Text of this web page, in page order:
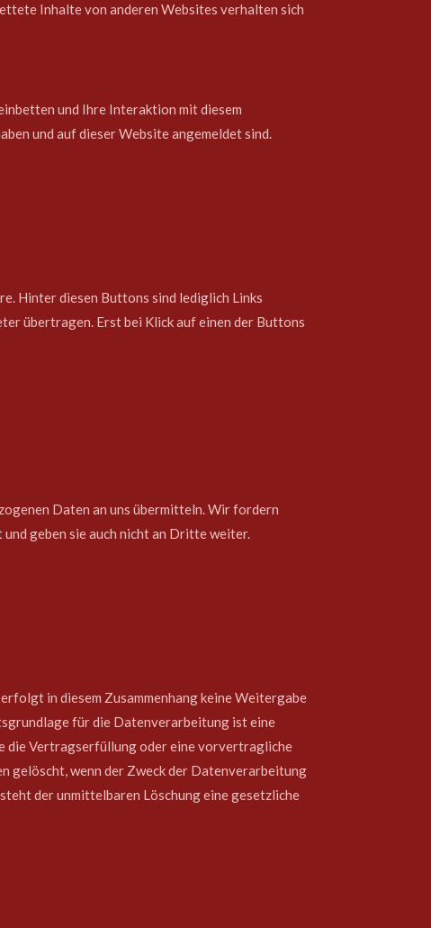
Inhalte von anderen Websites verhalten sich
und Ihre Interaktion mit diesem
und auf dieser Website angemeldet sind.
Hinter diesen Buttons sind lediglich Links
übertragen. Erst bei Klick auf einen der Buttons
Daten an uns übermitteln. Wir fordern
geben sie auch nicht an Dritte weiter.
in diesem Zusammenhang keine Weitergabe
für die Datenverarbeitung ist eine
die Vertragserfüllung oder eine vorvertragliche
gelöscht, wenn der Zweck der Datenverarbeitung
der unmittelbaren Löschung eine gesetzliche